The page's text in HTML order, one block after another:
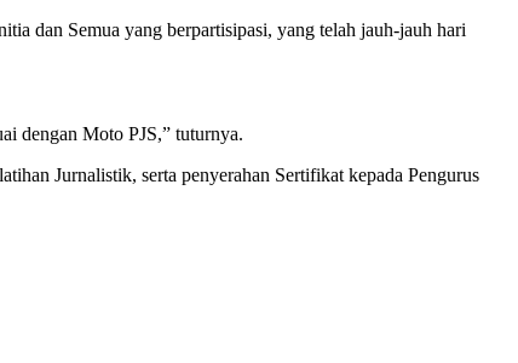
dan Semua yang berpartisipasi, yang telah jauh-jauh hari
dengan Moto PJS,” tuturnya.
Jurnalistik, serta penyerahan Sertifikat kepada Pengurus